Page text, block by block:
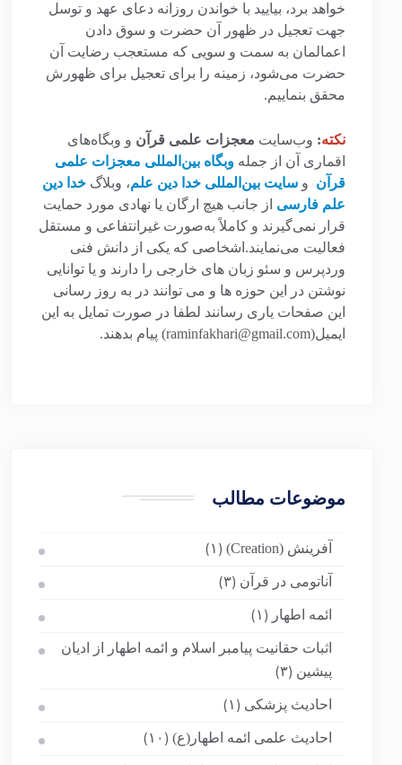
خواهد برد، بیایید با خواندن روزانه دعای عهد و توسل
جهت تعجیل در ظهور آن حضرت و سوق دادن
اعمالمان به سمت و سویی که مستعجب رضایت آن
حضرت می‌شود، زمینه را برای تعجیل برای ظهورش
محقق بنماییم.
نکته: وب‌سایت معجزات علمی قرآن و وبگاه‌های
اقماری آن از جمله وبگاه بین‌المللی معجزات علمی
قرآن و سایت بین‌المللی خدا دین علم، وبلاگ خدا دین
علم فارسی از جانب هیچ ارگان یا نهادی مورد حمایت
قرار نمی‌گیرند و کاملاً به‌صورت غیرانتفاعی و مستقل
فعالیت می‌نمایند.اشخاصی که یکی از دانش فنی
وردپرس و سئو زبان های خارجی را دارند و یا توانایی
نوشتن در این حوزه ها و می توانند در به روز رسانی
این صفحات یاری رسانند لطفا در صورت تمایل به این
ایمیل(raminfakhari@gmail.com) پیام بدهند.
موضوعات مطالب
آفرینش (Creation) (۱)
آناتومی در قرآن (۳)
ائمه اطهار (۱)
اثبات حقانیت پیامبر اسلام و ائمه اطهار از ادیان
پیشین (۳)
احادیث پزشکی (۱)
احادیث علمی ائمه اطهار(ع) (۱۰)